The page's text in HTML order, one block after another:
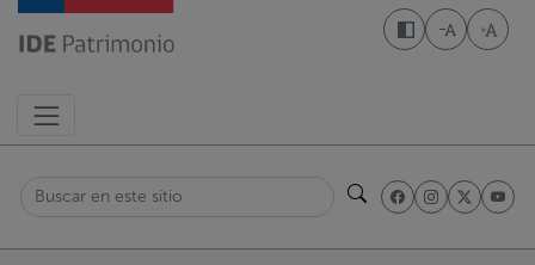
Pasar
Disminuir
Buscar